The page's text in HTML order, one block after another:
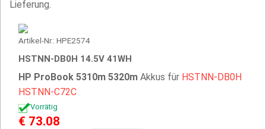
Lieferung.
Artikel-Nr.: HPE2574
HSTNN-DB0H 14.5V 41WH
HP ProBook 5310m 5320m Akkus für HSTNN-DB0H
HSTNN-C72C
Vorrätig
€ 73.08